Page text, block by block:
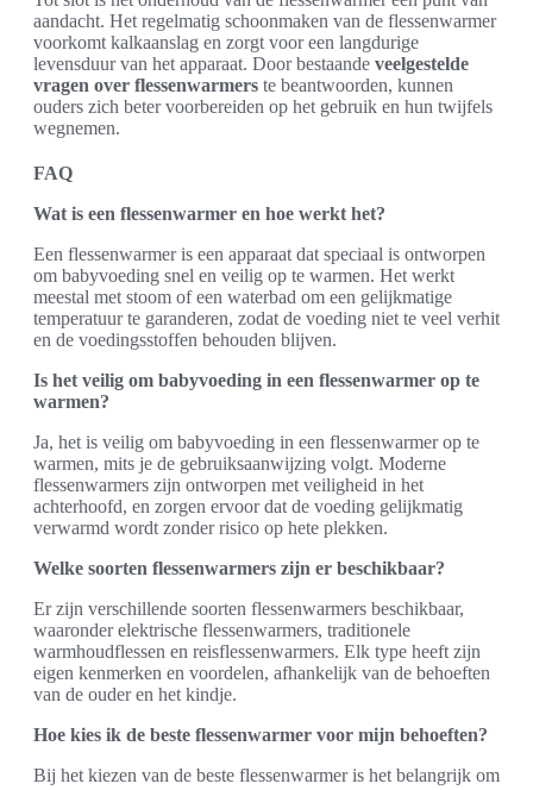
aandacht. Het regelmatig schoonmaken van de flessenwarmer
voorkomt kalkaanslag en zorgt voor een langdurige
levensduur van het apparaat. Door bestaande veelgestelde
vragen over flessenwarmers te beantwoorden, kunnen
ouders zich beter voorbereiden op het gebruik en hun twijfels
wegnemen.
FAQ
Wat is een flessenwarmer en hoe werkt het?
Een flessenwarmer is een apparaat dat speciaal is ontworpen
om babyvoeding snel en veilig op te warmen. Het werkt
meestal met stoom of een waterbad om een gelijkmatige
temperatuur te garanderen, zodat de voeding niet te veel verhit
en de voedingsstoffen behouden blijven.
Is het veilig om babyvoeding in een flessenwarmer op te
warmen?
Ja, het is veilig om babyvoeding in een flessenwarmer op te
warmen, mits je de gebruiksaanwijzing volgt. Moderne
flessenwarmers zijn ontworpen met veiligheid in het
achterhoofd, en zorgen ervoor dat de voeding gelijkmatig
verwarmd wordt zonder risico op hete plekken.
Welke soorten flessenwarmers zijn er beschikbaar?
Er zijn verschillende soorten flessenwarmers beschikbaar,
waaronder elektrische flessenwarmers, traditionele
warmhoudflessen en reisflessenwarmers. Elk type heeft zijn
eigen kenmerken en voordelen, afhankelijk van de behoeften
van de ouder en het kindje.
Hoe kies ik de beste flessenwarmer voor mijn behoeften?
Bij het kiezen van de beste flessenwarmer is het belangrijk om